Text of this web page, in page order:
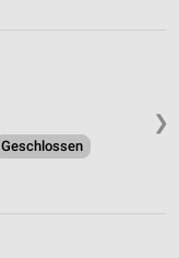
❯
Geschlossen